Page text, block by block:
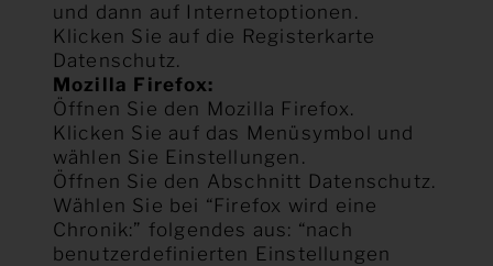
und dann auf Internetoptionen.
Klicken Sie auf die Registerkarte
Datenschutz.
Mozilla Firefox:
Öffnen Sie den Mozilla Firefox.
Klicken Sie auf das Menüsymbol und
wählen Sie Einstellungen.
Öffnen Sie den Abschnitt Datenschutz.
Wählen Sie bei “Firefox wird eine
Chronik:” folgendes aus: “nach
benutzerdefinierten Einstellungen